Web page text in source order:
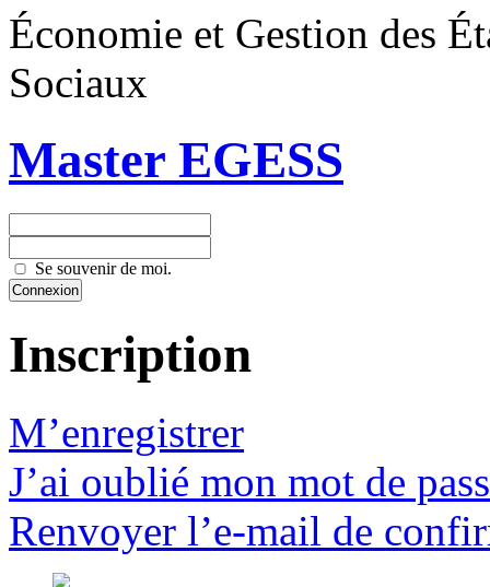
Économie et Gestion des
Sociaux
Master EGESS
Se souvenir de moi.
Inscription
M’enregistrer
J’ai oublié mon mot de
Renvoyer l’e-mail de